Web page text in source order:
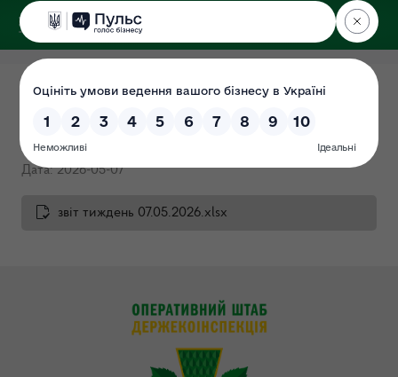
ДЕРЖЕКОІНСПЕКЦІЯ
Тижневий звіт 01.05.2026-
07.05.2026
Дата: 2026-05-07
звіт тиждень 07.05.2026.xlsx